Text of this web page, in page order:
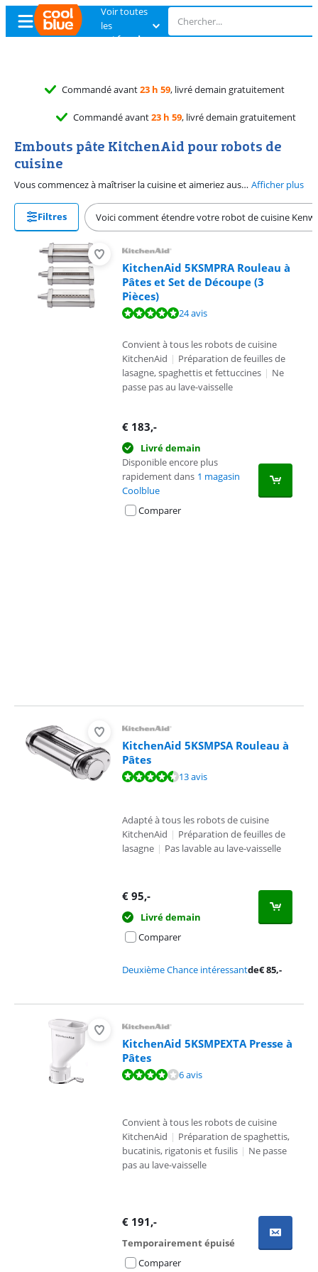
Voir toutes
les
catégories
Commandé avant23 h 59, livré demain gratuitement
Commandé avant23 h 59, livré demain gratuitement
Embouts pâte KitchenAid pour robots de
cuisine
Vous commencez à maîtriser la cuisine et aimeriez aussi faire vos pâtes vous-même ? Complétez votre robot de cuisine KitchenAid avec plusieurs embouts. Utilisez d'abord le crochet pétrisseur pour pétrir la pâte et déroulez-la ensuite sur votre plan de travail. Puis, fixez l'embout au robot de cuisine. Pas besoin d'utiliser des machines séparées. Très pratique donc. Afficher plus
Filtres Voici comment étendre votre robot de cuisine
KitchenAid 5KSMPRA Rouleau à
Pâtes et Set de Découpe (3
Pièces)
La note est de 9,5 sur 10, basée sur 24 avis.24 avis
Convient à tous les robots de cuisine
KitchenAid | Préparation de feuilles de
lasagne, spaghettis et fettuccines | Ne
passe pas au lave-vaisselle
€ 183,-
Livré demain
Disponible encore plus
rapidement dans 1 magasin
Coolblue
Comparer
KitchenAid 5KSMPSA Rouleau à
Pâtes
La note est de 9,1 sur 10, basée sur 13 avis.13 avis
Adapté à tous les robots de cuisine
KitchenAid | Préparation de feuilles de
lasagne | Pas lavable au lave-vaisselle
€ 95,-
Livré demain
Comparer
Deuxième Chance intéressantde€85,-
KitchenAid 5KSMPEXTA Presse à
Pâtes
La note est de 8,4 sur 10, basée sur 6 avis.6 avis
Convient à tous les robots de cuisine
KitchenAid | Préparation de spaghettis,
bucatinis, rigatonis et fusilis | Ne passe
pas au lave-vaisselle
€ 191,-
Temporairement épuisé
Comparer